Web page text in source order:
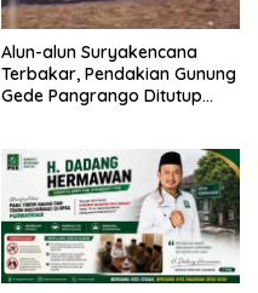
Alun-alun Suryakencana
Terbakar, Pendakian Gunung
Gede Pangrango Ditutup